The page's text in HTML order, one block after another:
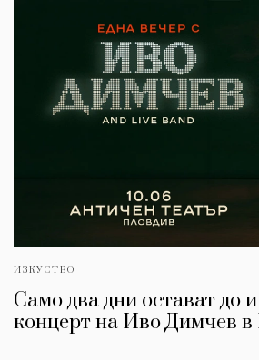
ИЗКУСТВО
Само два дни остават до
концерт на Иво Димчев в